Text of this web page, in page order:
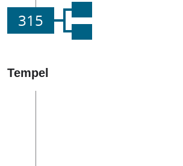
315
Tempel